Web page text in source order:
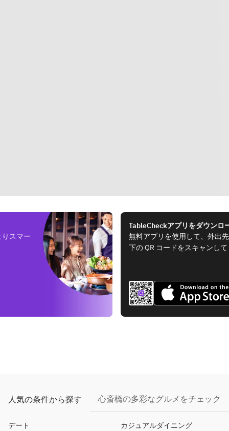
スマー
TableCheckアプリをダウンロ
無料アプリを使用して、外出
下の QR コードをスキャンし
人気の条件から探す 心斎橋の多彩なグルメをチェック
デート カジュアルダイニング